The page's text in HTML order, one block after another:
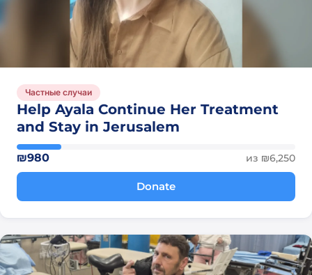
Частные случаи
Help Ayala Continue Her Treatment
and Stay in Jerusalem
₪980 из ₪6,250
Donate